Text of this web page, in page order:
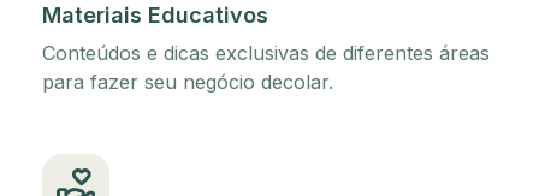
Materiais Educativos
Conteúdos e dicas exclusivas de diferentes áreas
para fazer seu negócio decolar.